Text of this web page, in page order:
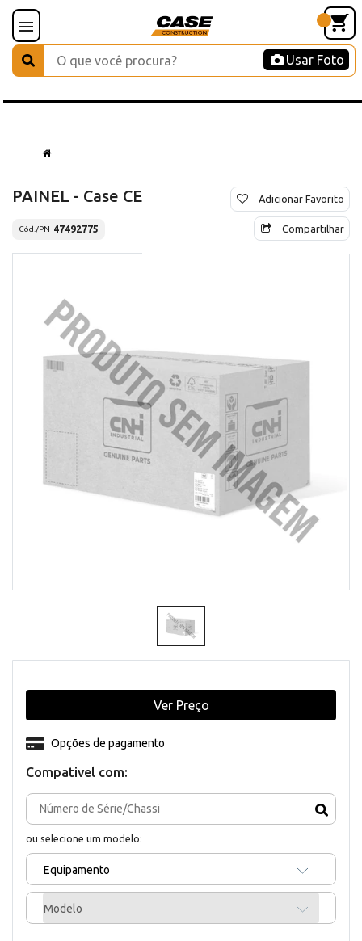
Usar Foto
PAINEL - Case CE
Cód./PN 47492775
Adicionar Favorito
Compartilhar
Compativel com:
ou selecione um modelo:
Equipamento
Modelo
Opções de pagamento
Ver Preço